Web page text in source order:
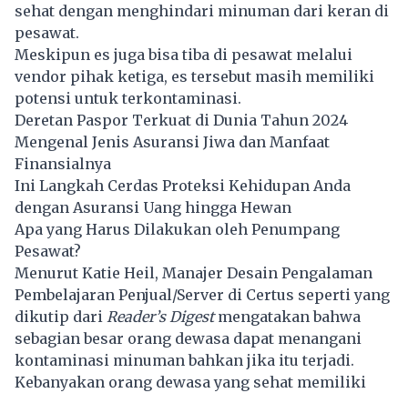
sehat dengan menghindari minuman dari keran di
pesawat.
Meskipun es juga bisa tiba di pesawat melalui
vendor pihak ketiga, es tersebut masih memiliki
potensi untuk terkontaminasi.
Deretan Paspor Terkuat di Dunia Tahun 2024
Mengenal Jenis Asuransi Jiwa dan Manfaat
Finansialnya
Ini Langkah Cerdas Proteksi Kehidupan Anda
dengan Asuransi Uang hingga Hewan
Apa yang Harus Dilakukan oleh Penumpang
Pesawat?
Menurut Katie Heil, Manajer Desain Pengalaman
Pembelajaran Penjual/Server di Certus seperti yang
dikutip dari Reader’s Digestmengatakan bahwa
sebagian besar orang dewasa dapat menangani
kontaminasi minuman bahkan jika itu terjadi.
Kebanyakan orang dewasa yang sehat memiliki